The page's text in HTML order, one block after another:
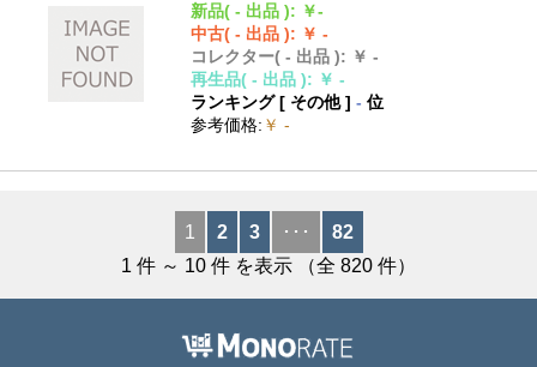
新品( - 出品 ): ￥-
中古( - 出品 ): ￥ -
コレクター( - 出品 ): ￥ -
再生品( - 出品 ): ￥ -
ランキング [ その他]- 位
参考価格: ￥ -
1 2 3 ･･･
82
1 件 ～ 10 件 を表示 （全 820 件）